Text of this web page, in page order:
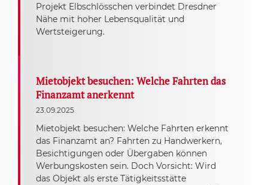
Projekt Elbschlösschen verbindet Dresdner
Nähe mit hoher Lebensqualität und
Wertsteigerung.
Mietobjekt besuchen: Welche Fahrten das
Finanzamt anerkennt
23.09.2025
Mietobjekt besuchen: Welche Fahrten erkennt
das Finanzamt an? Fahrten zu Handwerkern,
Besichtigungen oder Übergaben können
Werbungskosten sein. Doch Vorsicht: Wird
das Objekt als erste Tätigkeitsstätte